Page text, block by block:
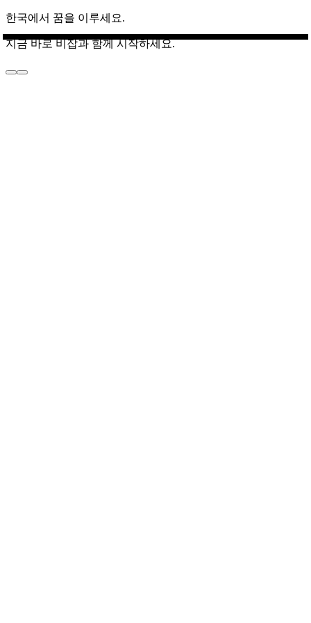
한국에서 꿈을 이루세요.
지금 바로 비잡과 함께 시작하세요.